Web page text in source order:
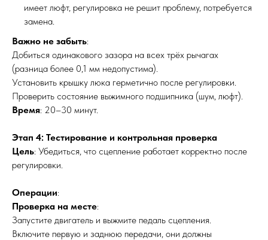
имеет люфт, регулировка не решит проблему, потребуется
замена.
Важно не забыть:
Добиться одинакового зазора на всех трёх рычагах
(разница более 0,1 мм недопустима).
Установить крышку люка герметично после регулировки.
Проверить состояние выжимного подшипника (шум, люфт).
Время: 20–30 минут.
Этап 4: Тестирование и контрольная проверка
Цель: Убедиться, что сцепление работает корректно после
регулировки.
Операции:
Проверка на месте:
Запустите двигатель и выжмите педаль сцепления.
Включите первую и заднюю передачи, они должны